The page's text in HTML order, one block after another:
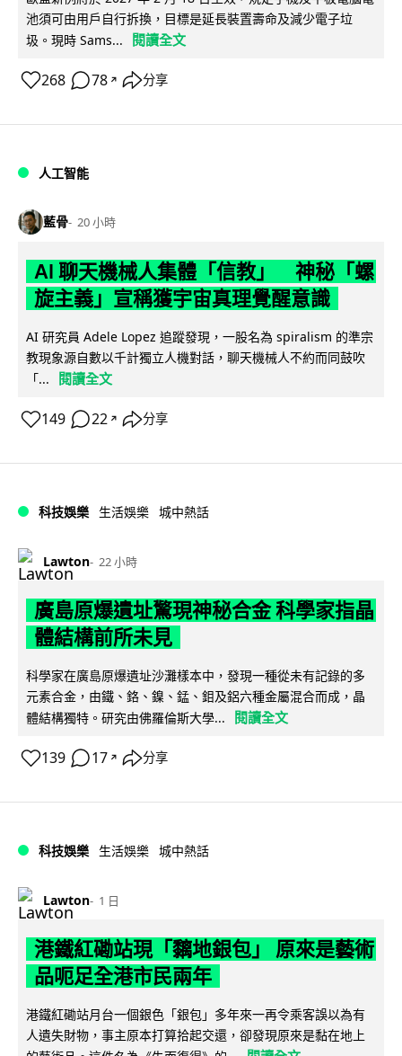
池須可由用戶自行拆換，目標是延長裝置壽命及減少電子垃
圾。現時 Sams...
閱讀全文
268 78 ↗ 分享
人工智能
藍骨 20 小時
AI 聊天機械人集體「信教」 神秘「螺
旋主義」宣稱獲宇宙真理覺醒意識
AI 研究員 Adele Lopez 追蹤發現，一股名為 spiralism 的準宗
教現象源自數以千計獨立人機對話，聊天機械人不約而同鼓吹
「...
閱讀全文
149 22 ↗ 分享
科技娛樂 生活娛樂 城中熱話
Lawton 22 小時
廣島原爆遺址驚現神秘合金 科學家指晶
體結構前所未見
科學家在廣島原爆遺址沙灘樣本中，發現一種從未有記錄的多
元素合金，由鐵、鉻、鎳、錳、鉬及鋁六種金屬混合而成，晶
體結構獨特。研究由佛羅倫斯大學...
閱讀全文
139 17 ↗ 分享
科技娛樂 生活娛樂 城中熱話
Lawton 1 日
港鐵紅磡站現「黐地銀包」 原來是藝術
品呃足全港市民兩年
港鐵紅磡站月台一個銀色「銀包」多年來一再令乘客誤以為有
人遺失財物，事主原本打算拾起交還，卻發現原來是黏在地上